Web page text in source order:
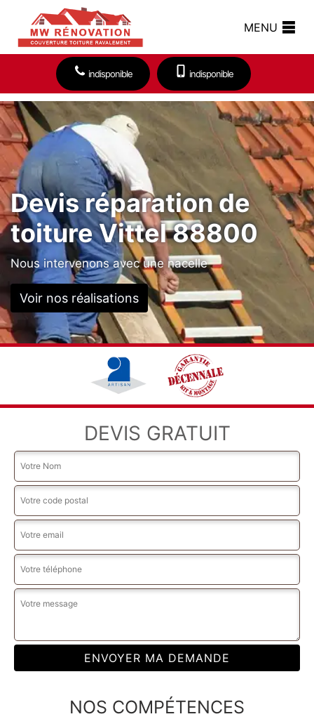
MENU
indisponible indisponible
Devis réparation de
toiture Vittel 88800
Nous intervenons avec une nacelle
Voir nos réalisations
DEVIS GRATUIT
NOS COMPÉTENCES